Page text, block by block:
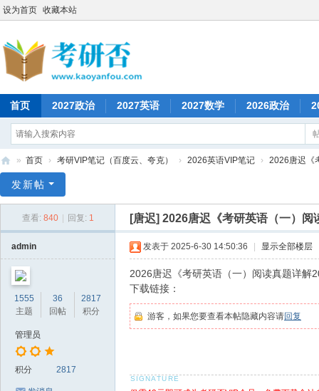
设为首页 收藏本站
首页 2027政治 2027英语 2027数学 2026政治
研
» 首页 › 考研VIP笔记（百度云、夸克） › 2026英语VIP笔记 › 2026唐迟《
发新帖
查看: 840 回复: 1 [唐迟] 2026唐迟《考研英语（一）阅
admin
1555
主题
36
回帖
2817
积分
管理员
积分 2817
发表于 2025-6-30 14:50:36 显示全部楼层
2026唐迟《考研英语（一）阅读真题详解
下载链接：
游客，如果您要查看本帖隐藏内容请回复